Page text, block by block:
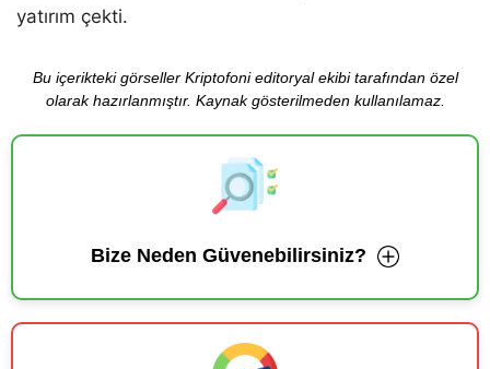
yatırım çekti.
Bu içerikteki görseller Kriptofoni editoryal ekibi tarafından özel
olarak hazırlanmıştır. Kaynak gösterilmeden kullanılamaz.
Bize Neden Güvenebilirsiniz?